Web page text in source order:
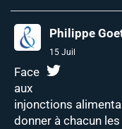
Philippe
15 Juil
Face
aux
injonctions
donner à chacun